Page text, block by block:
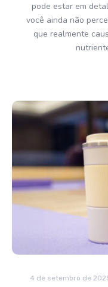
pode estar em
você ainda não
que realmente
4 de setembro de